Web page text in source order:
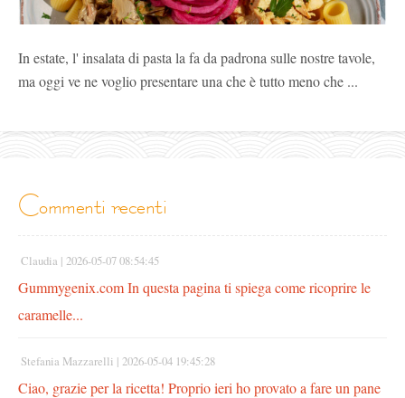
In estate, l' insalata di pasta la fa da padrona sulle nostre tavole,
ma oggi ve ne voglio presentare una che è tutto meno che ...
commenti recenti
Claudia | 2026-05-07 08:54:45
Gummygenix.com In questa pagina ti spiega come ricoprire le
caramelle...
Stefania Mazzarelli | 2026-05-04 19:45:28
Ciao, grazie per la ricetta! Proprio ieri ho provato a fare un pane